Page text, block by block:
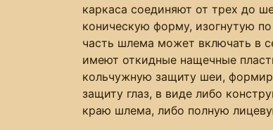
каркаса соединяют от трех до
коническую форму, изогнутую
часть шлема может включать в
имеют откидные нащечные
кольчужную защиту шеи,
защиту глаз, в виде либо
краю шлема, либо полную